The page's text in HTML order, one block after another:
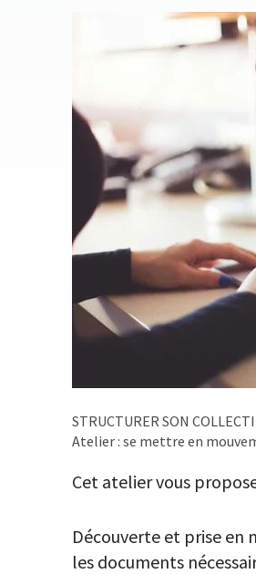
STRUCTURER SON
Atelier : se mettre en
Cet atelier vous
Découverte et prise en
les documents